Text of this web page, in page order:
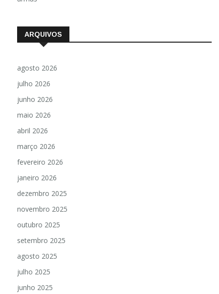
ARQUIVOS
agosto 2026
julho 2026
junho 2026
maio 2026
abril 2026
março 2026
fevereiro 2026
janeiro 2026
dezembro 2025
novembro 2025
outubro 2025
setembro 2025
agosto 2025
julho 2025
junho 2025